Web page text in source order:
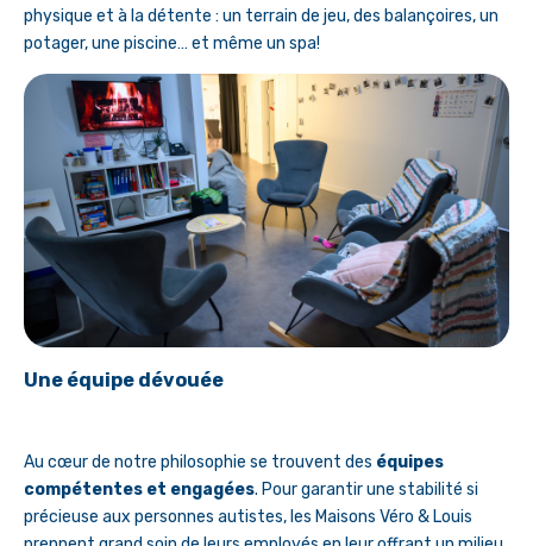
physique et à la détente : un terrain de jeu, des balançoires, un
potager, une piscine… et même un spa!
Une équipe dévouée
Au cœur de notre philosophie se trouvent des équipes
compétentes et engagées. Pour garantir une stabilité si
précieuse aux personnes autistes, les Maisons Véro & Louis